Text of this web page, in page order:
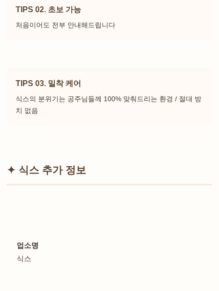
TIPS 02. 초보 가능
처음이어도 전부 안내해드립니다
TIPS 03. 밀착 케어
식스의 분위기는 공주님들께 100% 맞춰드리는 환경 / 절대 방
치 없음
✦ 식스 추가 정보
업소명
식스